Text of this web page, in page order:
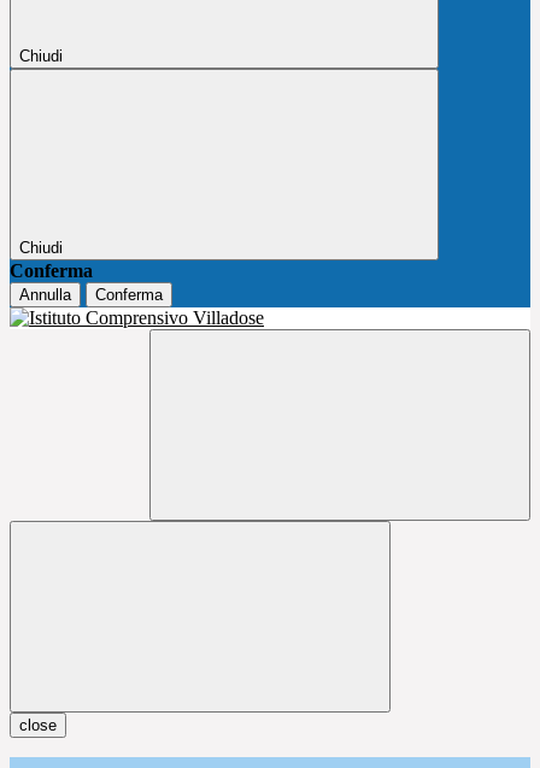
Chiudi
Chiudi
Conferma
Annulla Conferma
close